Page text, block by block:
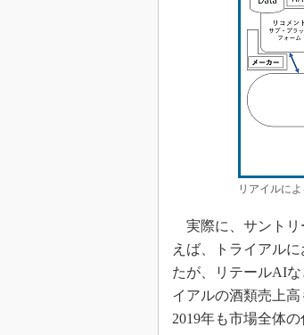
リアイルに
実際に、サントリ
えば、トライアル
たが、リテールAI
イアルの酒類売上高
2019年も市場全体